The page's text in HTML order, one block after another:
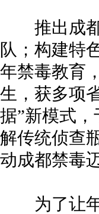
推出成都
队；构建特
年禁毒教育
生，获多项
据”新模式
解传统侦查
动成都禁毒
为了让年